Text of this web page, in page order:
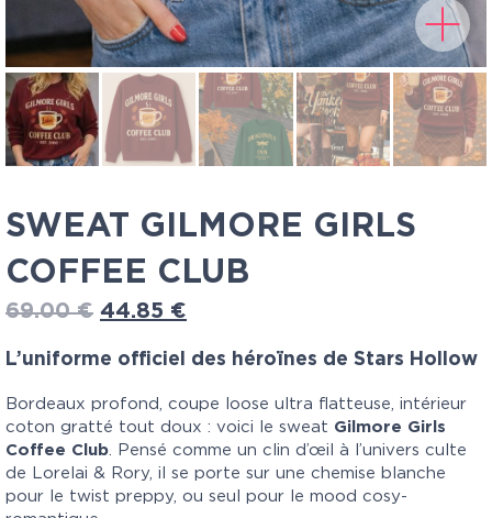
SWEAT GILMORE GIRLS
COFFEE CLUB
69.00€ 44.85 €
L’uniforme officiel des héroïnes de Stars Hollow
Bordeaux profond, coupe loose ultra flatteuse, intérieur
coton gratté tout doux : voici le sweat Gilmore Girls
Coffee Club. Pensé comme un clin d’œil à l’univers culte
de Lorelai & Rory, il se porte sur une chemise blanche
pour le twist preppy, ou seul pour le mood cosy-